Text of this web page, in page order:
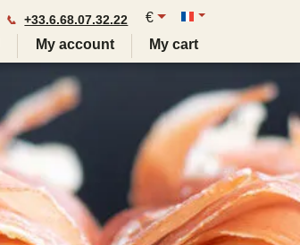
📞+33.6.68.07.32.22
€
My account My cart